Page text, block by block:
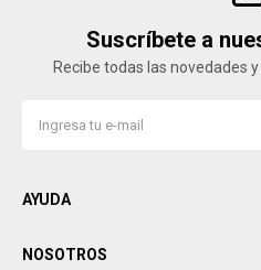
Suscríbete a
Recibe todas las novedades
AYUDA
NOSOTROS